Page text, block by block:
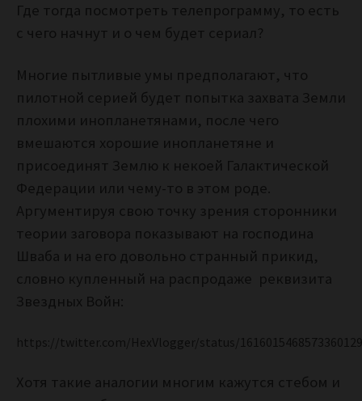
Где тогда посмотреть телепрограмму, то есть
с чего начнут и о чем будет сериал?
Многие пытливые умы предполагают, что
пилотной серией будет попытка захвата Земли
плохими инопланетянами, после чего
вмешаются хорошие инопланетяне и
присоединят Землю к некоей Галактической
Федерации или чему-то в этом роде.
Аргументируя свою точку зрения сторонники
теории заговора показывают на господина
Шваба и на его довольно странный прикид,
словно купленный на распродаже реквизита
Звездных Войн:
https://twitter.com/HexVlogger/status/1616015468573360129
Хотя такие аналогии многим кажутся стебом и